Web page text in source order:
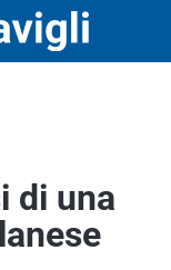
di una